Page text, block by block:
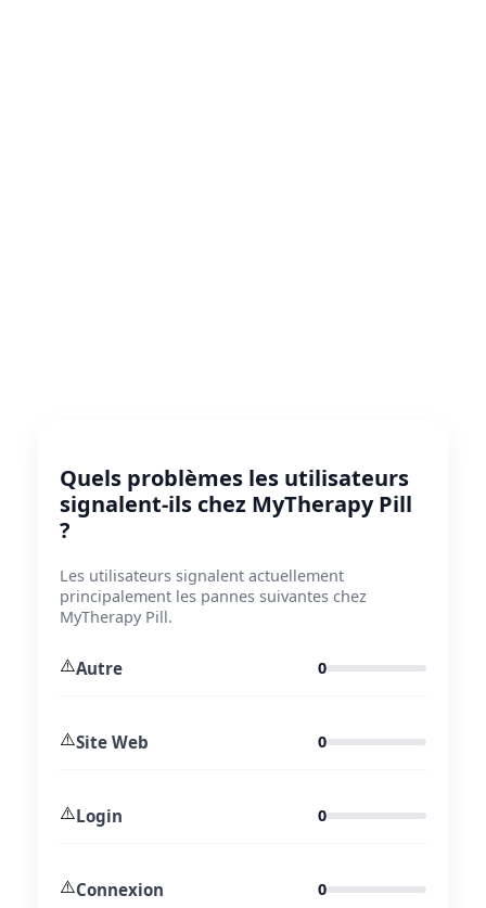
Quels problèmes les utilisateurs
signalent-ils chez MyTherapy Pill
?
Les utilisateurs signalent actuellement
principalement les pannes suivantes chez
MyTherapy Pill.
⚠️Autre 0
⚠️Site Web 0
⚠️Login 0
⚠️Connexion 0